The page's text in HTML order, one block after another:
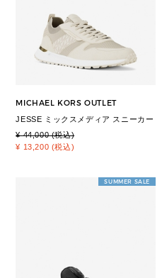
MICHAEL KORS OUTLET
JESSE ミックスメディア スニーカー
¥ 44,000 (税込)
¥ 13,200 (税込)
SUMMER SALE